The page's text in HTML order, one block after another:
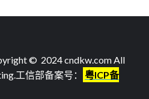
© 2024 cndkw.com All
.工信部备案号：
粤ICP备